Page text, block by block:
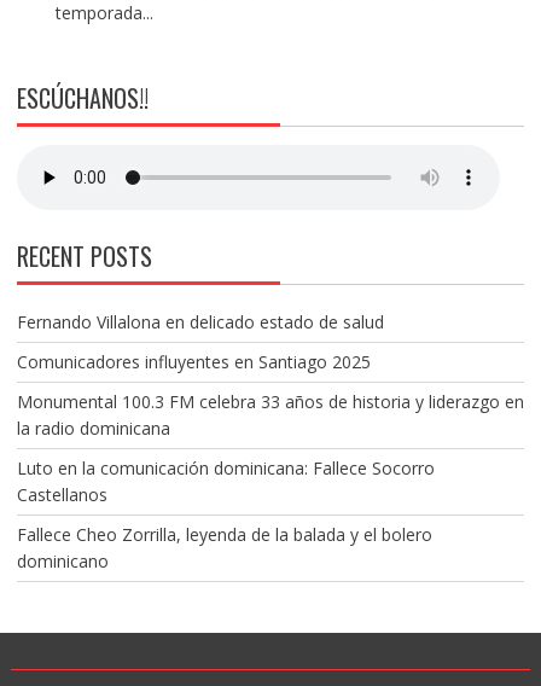
temporada...
ESCÚCHANOS!!
RECENT POSTS
Fernando Villalona en delicado estado de salud
Comunicadores influyentes en Santiago 2025
Monumental 100.3 FM celebra 33 años de historia y liderazgo en
la radio dominicana
Luto en la comunicación dominicana: Fallece Socorro
Castellanos
Fallece Cheo Zorrilla, leyenda de la balada y el bolero
dominicano